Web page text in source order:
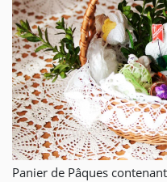
Panier de Pâques